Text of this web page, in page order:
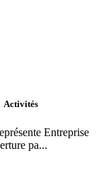
Activités
Entreprise
pa...